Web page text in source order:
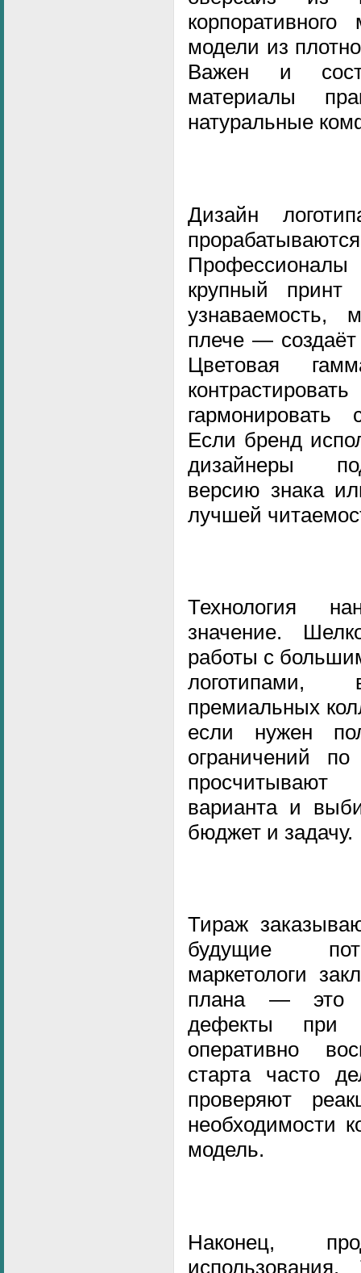
модели из
Важен и
материалы
натуральные
Дизайн
крупный принт
узнаваемость,
плече —
Цветовая
Если бренд
дизайнеры
версию знака
лучшей
Технология
значение.
работы с
премиальных
если нужен
ограничений
варианта и
бюджет и задачу.
Тираж
будущие
маркетологи
плана — это
дефекты при
оперативно
старта часто
проверяют
необходимости
модель.
Наконец,